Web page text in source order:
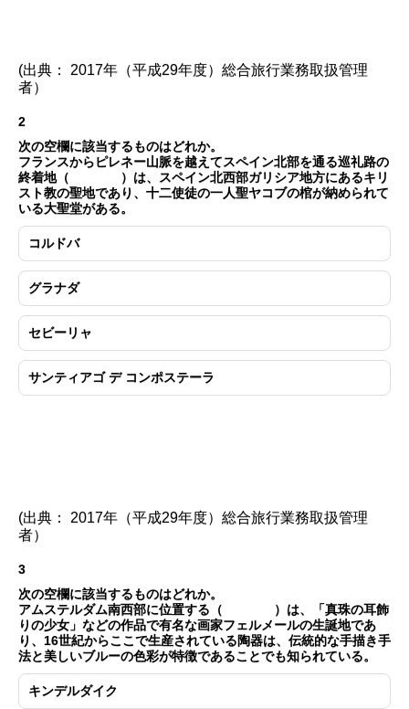
(出典： 2017年（平成29年度）総合旅行業務取扱管理
者）
2
次の空欄に該当するものはどれか。
フランスからピレネー山脈を越えてスペイン北部を通る巡礼路の
終着地（ ）は、スペイン北西部ガリシア地方にあるキリ
スト教の聖地であり、十二使徒の一人聖ヤコブの棺が納められて
いる大聖堂がある。
コルドバ
グラナダ
セビーリャ
サンティアゴ デ コンポステーラ
(出典： 2017年（平成29年度）総合旅行業務取扱管理
者）
3
次の空欄に該当するものはどれか。
アムステルダム南西部に位置する（ ）は、「真珠の耳飾
りの少女」などの作品で有名な画家フェルメールの生誕地であ
り、16世紀からここで生産されている陶器は、伝統的な手描き手
法と美しいブルーの色彩が特徴であることでも知られている。
キンデルダイク